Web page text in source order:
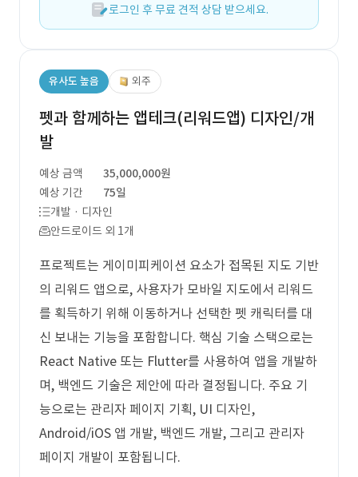
로그인 후 무료 견적 상담 받으세요.
유사도 높음 외주
펫과 함께하는 앱테크(리워드앱) 디자인/개
발
예상 금액
35,000,000원
예상 기간
75일
개발 · 디자인
안드로이드 외 1개
프로젝트는 게이미피케이션 요소가 접목된 지도 기반
의 리워드 앱으로, 사용자가 모바일 지도에서 리워드
를 획득하기 위해 이동하거나 선택한 펫 캐릭터를 대
신 보내는 기능을 포함합니다. 핵심 기술 스택으로는
React Native 또는 Flutter를 사용하여 앱을 개발하
며, 백엔드 기술은 제안에 따라 결정됩니다. 주요 기
능으로는 관리자 페이지 기획, UI 디자인,
Android/iOS 앱 개발, 백엔드 개발, 그리고 관리자
페이지 개발이 포함됩니다.